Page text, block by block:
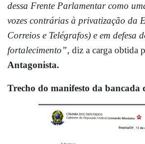
dessa Frente Parlamentar como
vozes contrárias à privatização da
Correios e Telégrafos) e em defesa
fortalecimento”, diz a carga obtida
Antagonista.
Trecho do manifesto da bancada